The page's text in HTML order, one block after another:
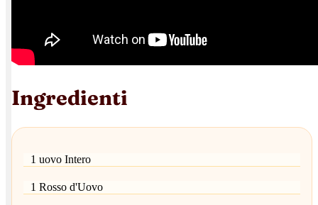
Ingredienti
1 uovo Intero
1 Rosso d'Uovo